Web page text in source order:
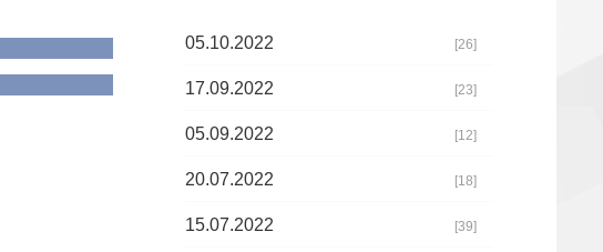
05.10.2022 [26]
17.09.2022 [23]
05.09.2022 [12]
20.07.2022 [18]
15.07.2022 [39]